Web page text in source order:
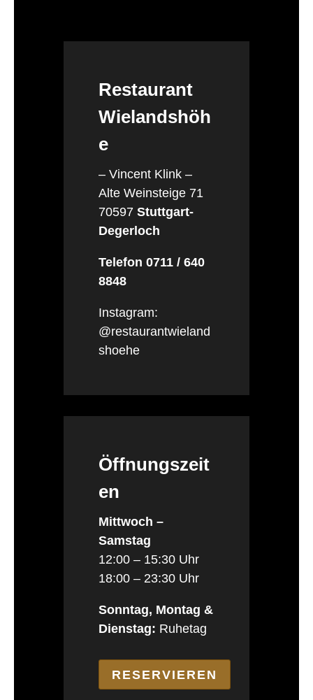
Restaurant
Wielandshöh
e
– Vincent Klink –
Alte Weinsteige 71
70597 Stuttgart-
Degerloch
Telefon 0711 / 640
8848
Instagram:
@restaurantwieland
shoehe
Öffnungszeit
en
Mittwoch –
Samstag
12:00 – 15:30 Uhr
18:00 – 23:30 Uhr
Sonntag, Montag &
Dienstag: Ruhetag
RESERVIEREN